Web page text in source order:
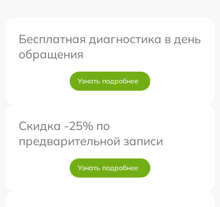
Бесплатная диагностика в день
обращения
Узнать подробнее
Скидка -25% по
предварительной записи
Узнать подробнее